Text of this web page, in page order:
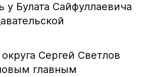
у Булата Сайфуллаевича
Сергей Светлов
главным